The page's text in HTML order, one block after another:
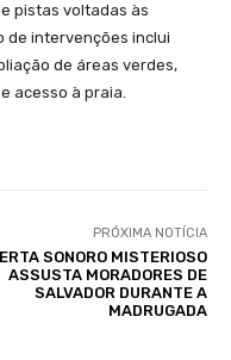
pistas voltadas às
de intervenções inclui
de áreas verdes,
acesso à praia.
PRÓXIMA NOTÍCIA
SONORO MISTERIOSO
ASSUSTA MORADORES DE
SALVADOR DURANTE A
MADRUGADA